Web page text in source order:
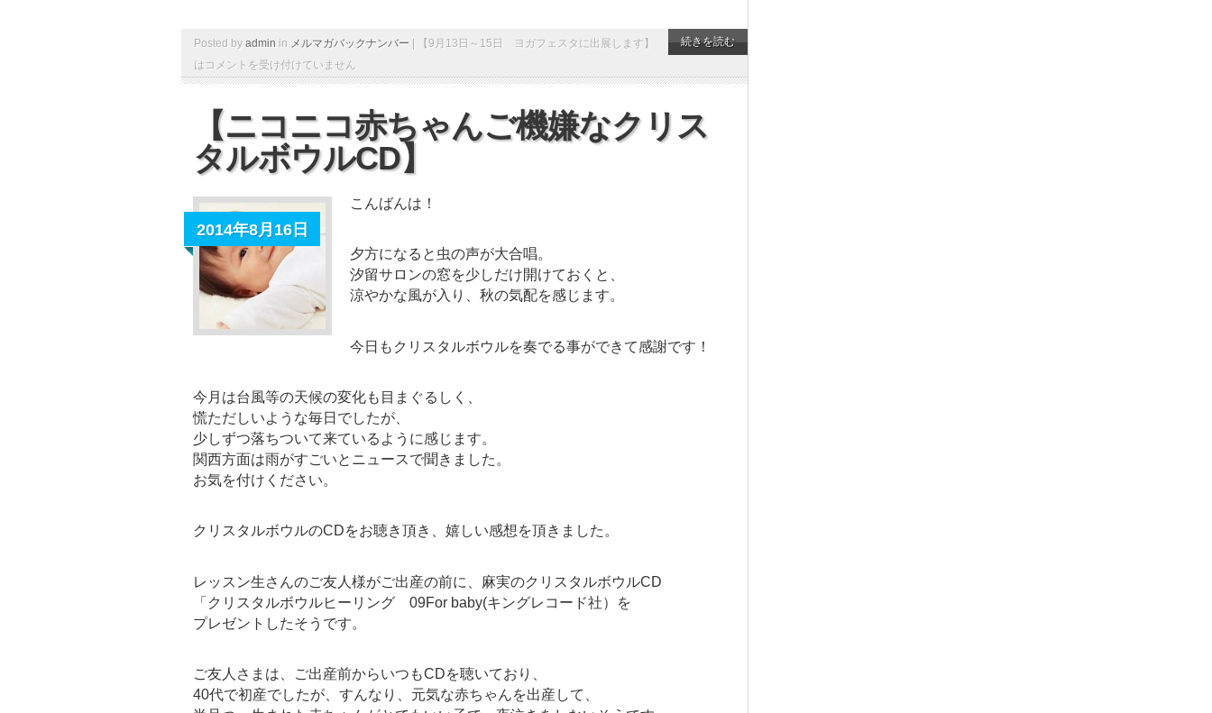
Posted by admin in メルマガバックナンバー |
【9月13日～15日 ヨガフェスタに出展します】
は コメントを受け付けていません
続きを読む
【ニコニコ赤ちゃんご機嫌なクリス
タルボウルCD】
2014年8月16日
こんばんは！
夕方になると虫の声が大合唱。
汐留サロンの窓を少しだけ開けておくと、
涼やかな風が入り、秋の気配を感じます。
今日もクリスタルボウルを奏でる事ができて感謝です！
今月は台風等の天候の変化も目まぐるしく、
慌ただしいような毎日でしたが、
少しずつ落ちついて来ているように感じます。
関西方面は雨がすごいとニュースで聞きました。
お気を付けください。
クリスタルボウルのCDをお聴き頂き、嬉しい感想を頂きました。
レッスン生さんのご友人様がご出産の前に、麻実のクリスタルボウルCD
「クリスタルボウルヒーリング 09For baby(キングレコード社）を
プレゼントしたそうです。
ご友人さまは、ご出産前からいつもCDを聴いており、
40代で初産でしたが、すんなり、元気な赤ちゃんを出産して、